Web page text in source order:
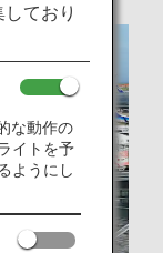
ており
な動作の
イトを予
ようにし